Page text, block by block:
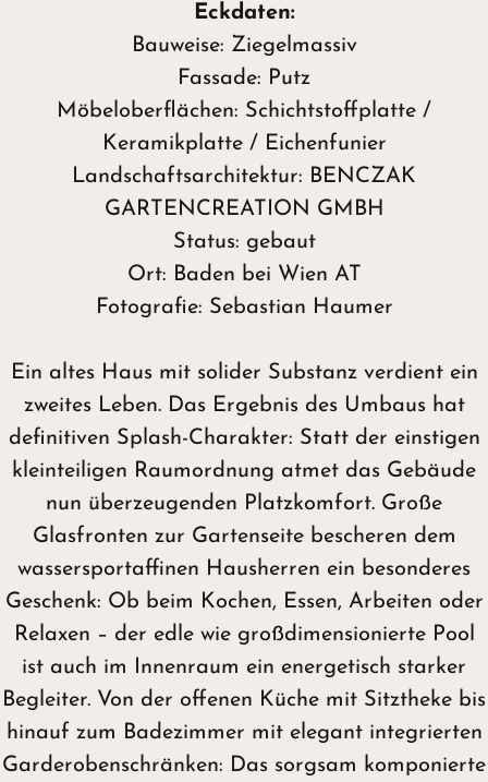
Eckdaten:
Bauweise: Ziegelmassiv
Fassade: Putz
Möbeloberflächen: Schichtstoffplatte /
Keramikplatte / Eichenfunier
Landschaftsarchitektur: BENCZAK
GARTENCREATION GMBH
Status: gebaut
Ort: Baden bei Wien AT
Fotografie: Sebastian Haumer
Ein altes Haus mit solider Substanz verdient ein
zweites Leben. Das Ergebnis des Umbaus hat
definitiven Splash-Charakter: Statt der einstigen
kleinteiligen Raumordnung atmet das Gebäude
nun überzeugenden Platzkomfort. Große
Glasfronten zur Gartenseite bescheren dem
wassersportaffinen Hausherren ein besonderes
Geschenk: Ob beim Kochen, Essen, Arbeiten oder
Relaxen – der edle wie großdimensionierte Pool
ist auch im Innenraum ein energetisch starker
Begleiter. Von der offenen Küche mit Sitztheke bis
hinauf zum Badezimmer mit elegant integrierten
Garderobenschränken: Das sorgsam komponierte